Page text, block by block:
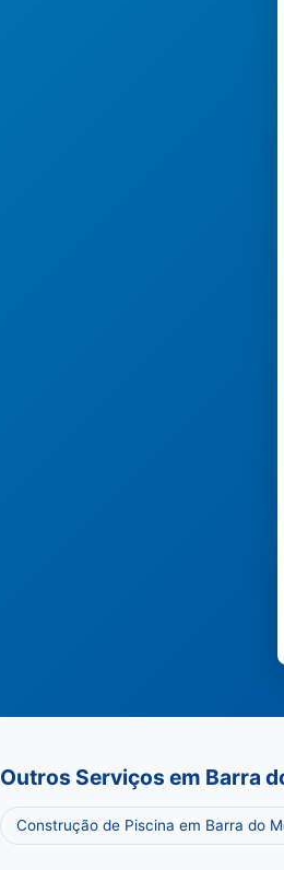
Outros Serviços em Barra
Construção de Piscina em Barra do